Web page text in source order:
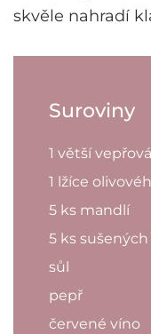
skvěle nahradí
Suroviny
1 větší
1 lžíce
5 ks mandlí
5 ks
sůl
pepř
červené víno